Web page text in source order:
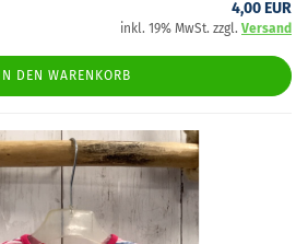
4,00 EUR
inkl. 19% MwSt. zzgl. Versand
IN DEN WARENKORB